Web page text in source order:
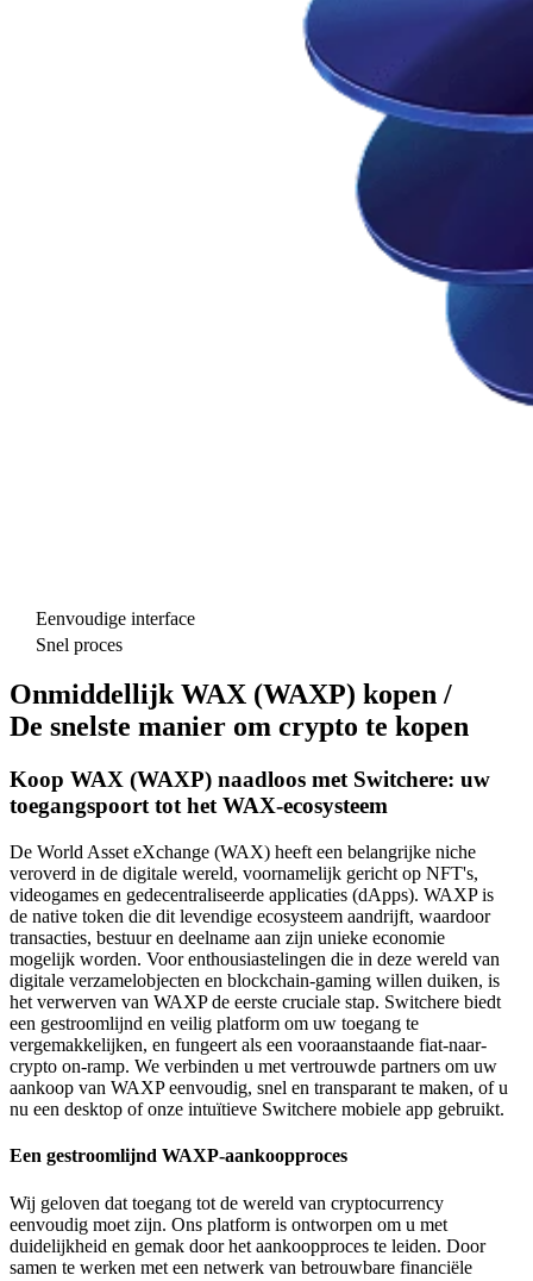
Eenvoudige interface
Snel proces
Onmiddellijk WAX (WAXP) kopen /
De snelste manier om crypto te kopen
Koop WAX (WAXP) naadloos met Switchere: uw
toegangspoort tot het WAX-ecosysteem
De World Asset eXchange (WAX) heeft een belangrijke niche
veroverd in de digitale wereld, voornamelijk gericht op NFT's,
videogames en gedecentraliseerde applicaties (dApps). WAXP is
de native token die dit levendige ecosysteem aandrijft, waardoor
transacties, bestuur en deelname aan zijn unieke economie
mogelijk worden. Voor enthousiastelingen die in deze wereld van
digitale verzamelobjecten en blockchain-gaming willen duiken, is
het verwerven van WAXP de eerste cruciale stap. Switchere biedt
een gestroomlijnd en veilig platform om uw toegang te
vergemakkelijken, en fungeert als een vooraanstaande fiat-naar-
crypto on-ramp. We verbinden u met vertrouwde partners om uw
aankoop van WAXP eenvoudig, snel en transparant te maken, of u
nu een desktop of onze intuïtieve Switchere mobiele app gebruikt.
Een gestroomlijnd WAXP-aankoopproces
Wij geloven dat toegang tot de wereld van cryptocurrency
eenvoudig moet zijn. Ons platform is ontworpen om u met
duidelijkheid en gemak door het aankoopproces te leiden. Door
samen te werken met een netwerk van betrouwbare financiële